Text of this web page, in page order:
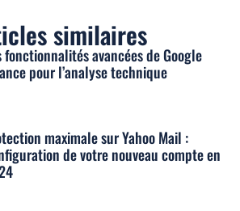
similaires
fonctionnalités avancées de Google
pour l’analyse technique
maximale sur Yahoo Mail :
de votre nouveau compte en